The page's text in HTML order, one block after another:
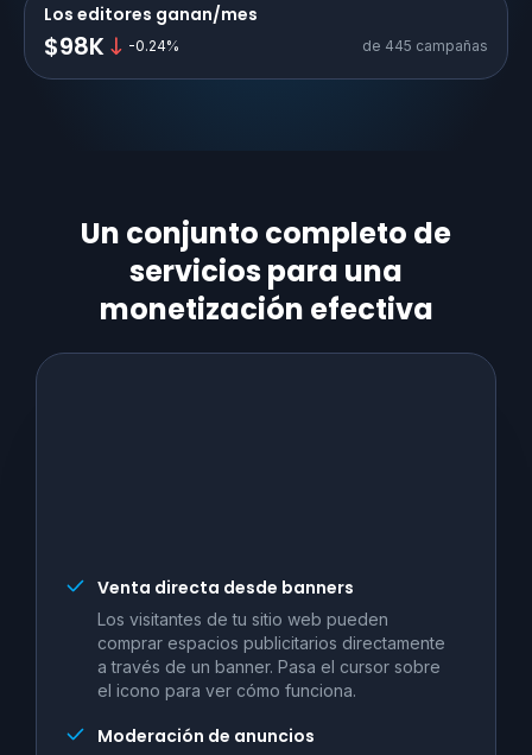
Los editores ganan/mes
$98K -0.24% de 445 campañas
Un conjunto completo de
servicios para una
monetización efectiva
Venta directa desde banners
Los visitantes de tu sitio web pueden
comprar espacios publicitarios directamente
a través de un banner. Pasa el cursor sobre
el icono para ver cómo funciona.
Moderación de anuncios